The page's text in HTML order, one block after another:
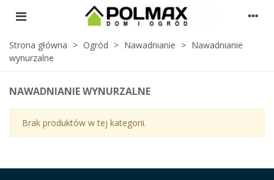
Strona główna > Ogród > Nawadnianie > Nawadnianie
wynurzalne
NAWADNIANIE WYNURZALNE
Brak produktów w tej kategorii.